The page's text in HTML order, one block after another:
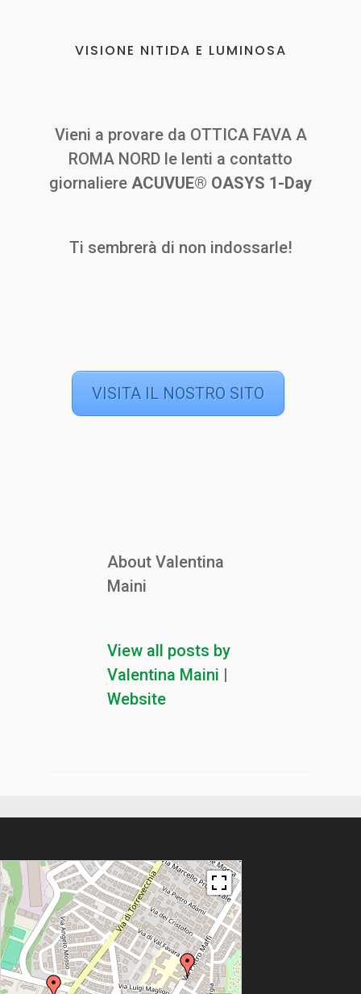
VISIONE NITIDA E LUMINOSA
Vieni a provare da OTTICA FAVA A
ROMA NORD le lenti a contatto
giornaliere ACUVUE® OASYS 1-Day
Ti sembrerà di non indossarle!
VISITA IL NOSTRO SITO
About Valentina
Maini
View all posts by
Valentina Maini |
Website